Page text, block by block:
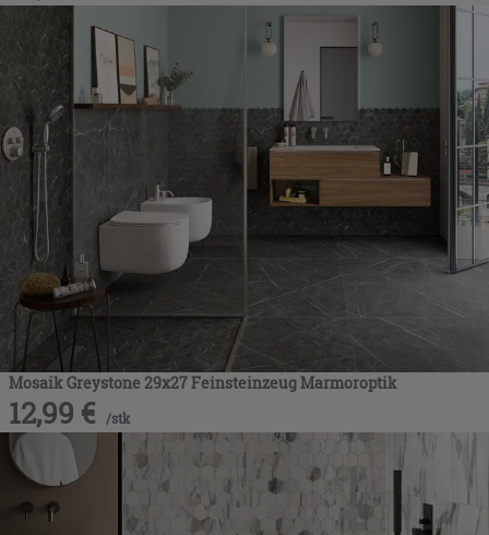
Mosaik Greystone 29x27 Feinsteinzeug Marmoroptik
12,99 € /stk